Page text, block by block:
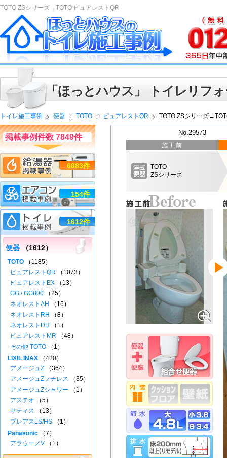
TOTO ZSシリーズ→TOTO ピュアレストQR
「ほっとハウス」 トイレリフ
トイレ施工事例 便器 TOTO ピュアレストQR TOTO ZSシリーズ
No.29573
施工前
TOTO
ZSシリーズ
掲載事例件数 7849件
6083件
154件
1612件
便器 （1612）
TOTO （1185）
ピュアレストQR （1073）
ピュアレストEX （13）
GG / GG800 （25）
ネオレストAH
（16）
ネオレストRH
（8）
ネオレストDH
（1）
ピュアレストMR （48）
その他 TOTO （1）
LIXIL INAX （420）
アメージュZ （364）
アメージュZフチレス （35）
アメージュZシャワー （1）
アステオ （5）
サティス （13）
プレアスLS/HS （1）
Panasonic （7）
アラウーノV （1）